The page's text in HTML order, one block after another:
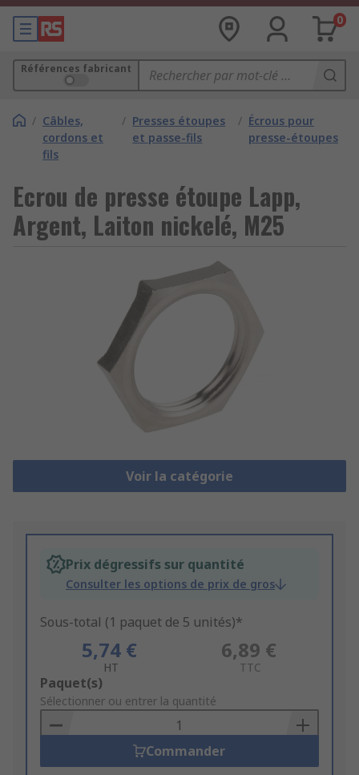
0
Références fabricant
/ Câbles,
cordons et
fils
/ Presses étoupes
et passe-fils
/ Écrous pour
presse-étoupes
Ecrou de presse étoupe Lapp,
Argent, Laiton nickelé, M25
Voir la catégorie
Prix dégressifs sur quantité
Consulter les options de prix de gros
Sous-total (1 paquet de 5 unités)*
5,74 €
HT
6,89 €
TTC
Add
to
Basket
Paquet(s)
Sélectionner ou entrer la quantité
Commander